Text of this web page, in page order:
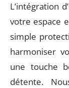
L’intégration
votre espace
simple
harmoniser
une touche
détente.